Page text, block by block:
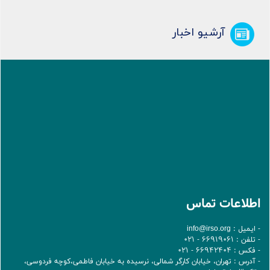
آرشیو اخبار
اطلاعات تماس
- ایمیل : info@irso.org
- تلفن : 66919061 - 021
- فکس : 66942404 - 021
- آدرس : تهران، خيابان کارگر شمالی، نرسيده به خيابان فاطمی،کوچه فردوسی،